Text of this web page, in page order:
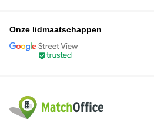
Onze lidmaatschappen